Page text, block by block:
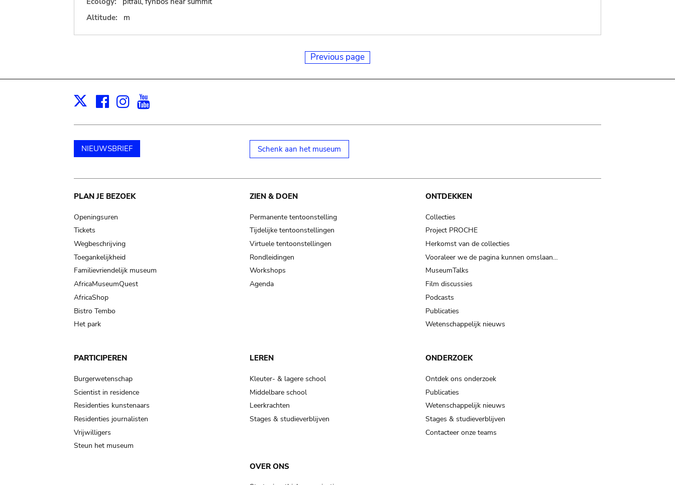
Altitude:
m
Previous page
X Facebook
Instagram
NIEUWSBRIEF Schenk aan het museum
Main
navigation
PLAN JE BEZOEK
Openingsuren
Tickets
Wegbeschrijving
Toegankelijkheid
Familievriendelijk museum
AfricaMuseumQuest
AfricaShop
Bistro Tembo
Het park
ZIEN & DOEN
Permanente tentoonstelling
Tijdelijke tentoonstellingen
Virtuele tentoonstellingen
Rondleidingen
Workshops
Agenda
ONTDEKKEN
Collecties
Project PROCHE
Herkomst van de collecties
Vooraleer we de pagina kunnen omslaan…
MuseumTalks
Film discussies
Podcasts
Publicaties
Wetenschappelijk nieuws
PARTICIPEREN
Burgerwetenschap
Scientist in residence
Residenties kunstenaars
Residenties journalisten
Vrijwilligers
Steun het museum
LEREN
Kleuter- & lagere school
Middelbare school
Leerkrachten
Stages & studieverblijven
ONDERZOEK
Ontdek ons onderzoek
Publicaties
Wetenschappelijk nieuws
Stages & studieverblijven
Contacteer onze teams
OVER ONS